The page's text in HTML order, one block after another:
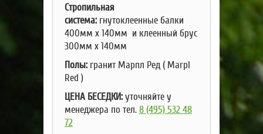
Стропильная
система: гнутоклеенные балки
400мм х 140мм и клеенный брус
300мм х 140мм
Полы: гранит Mарпл Ред ( Marpl
Red )
ЦЕНА БЕСЕДКИ:уточняйте у
менеджера по тел.8 (495) 532 48
72